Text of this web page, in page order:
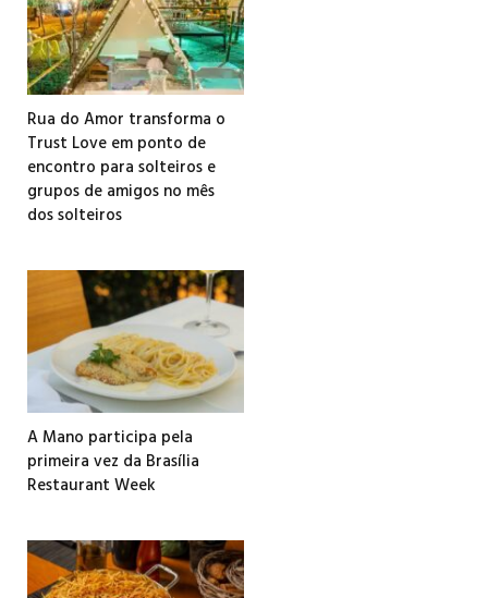
Rua do Amor transforma o
Trust Love em ponto de
encontro para solteiros e
grupos de amigos no mês
dos solteiros
A Mano participa pela
primeira vez da Brasília
Restaurant Week